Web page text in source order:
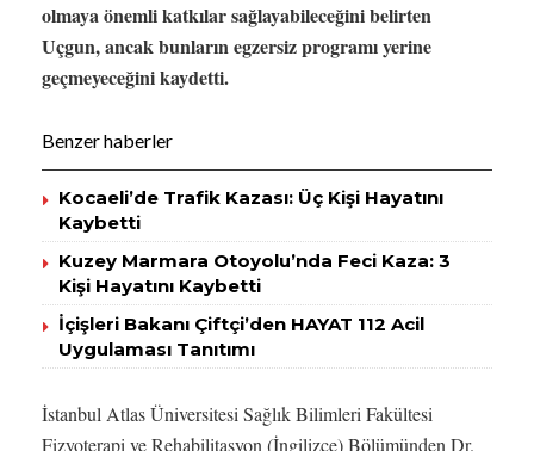
olmaya önemli katkılar sağlayabileceğini belirten
Uçgun, ancak bunların egzersiz programı yerine
geçmeyeceğini kaydetti.
Benzer haberler
Kocaeli’de Trafik Kazası: Üç Kişi Hayatını
Kaybetti
Kuzey Marmara Otoyolu’nda Feci Kaza: 3
Kişi Hayatını Kaybetti
İçişleri Bakanı Çiftçi’den HAYAT 112 Acil
Uygulaması Tanıtımı
İstanbul Atlas Üniversitesi Sağlık Bilimleri Fakültesi
Fizyoterapi ve Rehabilitasyon (İngilizce) Bölümünden Dr.